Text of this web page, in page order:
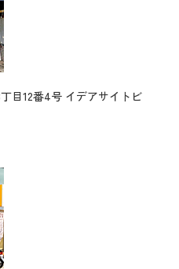
目12番4号 イデアサイトビ